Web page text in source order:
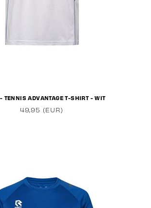
TENNIS ADVANTAGE T-SHIRT - WIT
49,95 (EUR)